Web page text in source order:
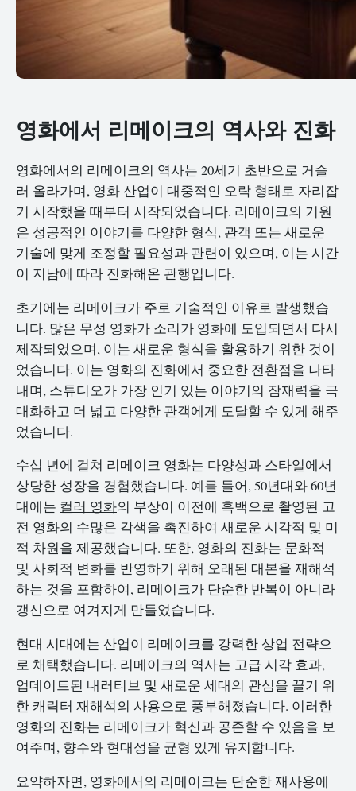
영화에서 리메이크의 역사와 진화
영화에서의 리메이크의 역사는 20세기 초반으로 거슬
러 올라가며, 영화 산업이 대중적인 오락 형태로 자리잡
기 시작했을 때부터 시작되었습니다. 리메이크의 기원
은 성공적인 이야기를 다양한 형식, 관객 또는 새로운
기술에 맞게 조정할 필요성과 관련이 있으며, 이는 시간
이 지남에 따라 진화해온 관행입니다.
초기에는 리메이크가 주로 기술적인 이유로 발생했습
니다. 많은 무성 영화가 소리가 영화에 도입되면서 다시
제작되었으며, 이는 새로운 형식을 활용하기 위한 것이
었습니다. 이는 영화의 진화에서 중요한 전환점을 나타
내며, 스튜디오가 가장 인기 있는 이야기의 잠재력을 극
대화하고 더 넓고 다양한 관객에게 도달할 수 있게 해주
었습니다.
수십 년에 걸쳐 리메이크 영화는 다양성과 스타일에서
상당한 성장을 경험했습니다. 예를 들어, 50년대와 60년
대에는 컬러 영화의 부상이 이전에 흑백으로 촬영된 고
전 영화의 수많은 각색을 촉진하여 새로운 시각적 및 미
적 차원을 제공했습니다. 또한, 영화의 진화는 문화적
및 사회적 변화를 반영하기 위해 오래된 대본을 재해석
하는 것을 포함하여, 리메이크가 단순한 반복이 아니라
갱신으로 여겨지게 만들었습니다.
현대 시대에는 산업이 리메이크를 강력한 상업 전략으
로 채택했습니다. 리메이크의 역사는 고급 시각 효과,
업데이트된 내러티브 및 새로운 세대의 관심을 끌기 위
한 캐릭터 재해석의 사용으로 풍부해졌습니다. 이러한
영화의 진화는 리메이크가 혁신과 공존할 수 있음을 보
여주며, 향수와 현대성을 균형 있게 유지합니다.
요약하자면, 영화에서의 리메이크는 단순한 재사용에